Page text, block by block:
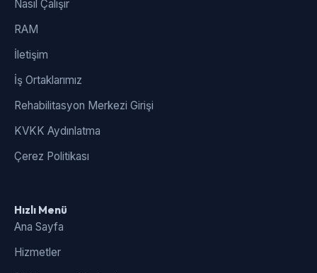
Nasıl Çalışır
RAM
İletişim
İş Ortaklarımız
Rehabilitasyon Merkezi Girişi
KVKK Aydınlatma
Çerez Politikası
Hızlı Menü
Ana Sayfa
Hizmetler